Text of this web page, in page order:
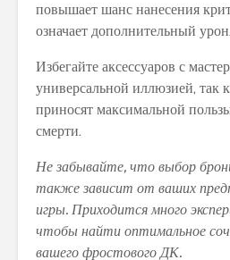
повышает шанс нанесения
означает дополнительный урон.
Избегайте аксессуаров с
универсальной иллюзией, так
приносят максимальной
смерти.
Не забывайте, что выбор
также зависит от ваших
игры. Приходится много
чтобы найти оптимальное
вашего фростового ДК.